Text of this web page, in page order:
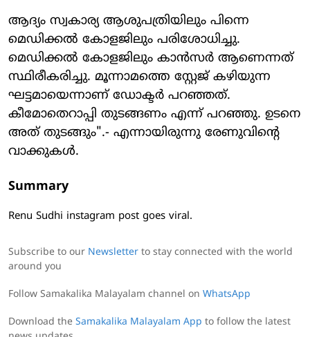
ആദ്യം സ്വകാര്യ ആശുപത്രിയിലും പിന്നെ
മെഡിക്കല്‍ കോളജിലും പരിശോധിച്ചു.
മെഡിക്കല്‍ കോളജിലും കാന്‍സര്‍ ആണെന്നത്
സ്ഥിരീകരിച്ചു. മൂന്നാമത്തെ സ്റ്റേജ് കഴിയുന്ന
ഘട്ടമായെന്നാണ് ഡോക്ടര്‍ പറഞ്ഞത്.
കീമോതെറാപ്പി തുടങ്ങണം എന്ന് പറഞ്ഞു. ഉടനെ
അത് തുടങ്ങും".- എന്നായിരുന്നു രേണുവിന്റെ
വാക്കുകൾ.
Summary
Renu Sudhi instagram post goes viral.
Subscribe to our Newsletter to stay connected with the world
around you
Follow Samakalika Malayalam channel on WhatsApp
Download the Samakalika Malayalam App to follow the latest